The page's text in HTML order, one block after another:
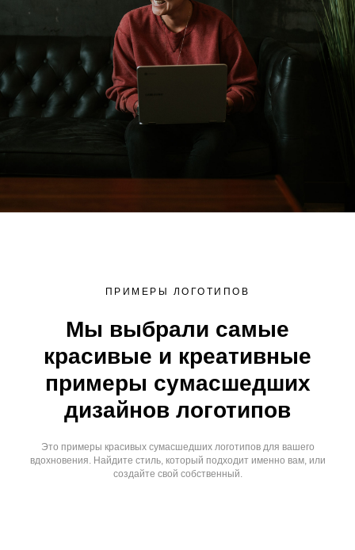
ПРИМЕРЫ ЛОГОТИПОВ
Мы выбрали самые
красивые и креативные
примеры сумасшедших
дизайнов логотипов
Это примеры красивых сумасшедших логотипов для вашего
вдохновения. Найдите стиль, который подходит именно вам, или
создайте свой собственный.